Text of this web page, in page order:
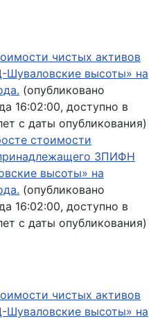
чистых активов
высоты» на
(опубликовано
16:02:00, доступно в
с даты опубликования)
стоимости
ЗПИФН
высоты» на
(опубликовано
16:02:00, доступно в
с даты опубликования)
чистых активов
высоты» на